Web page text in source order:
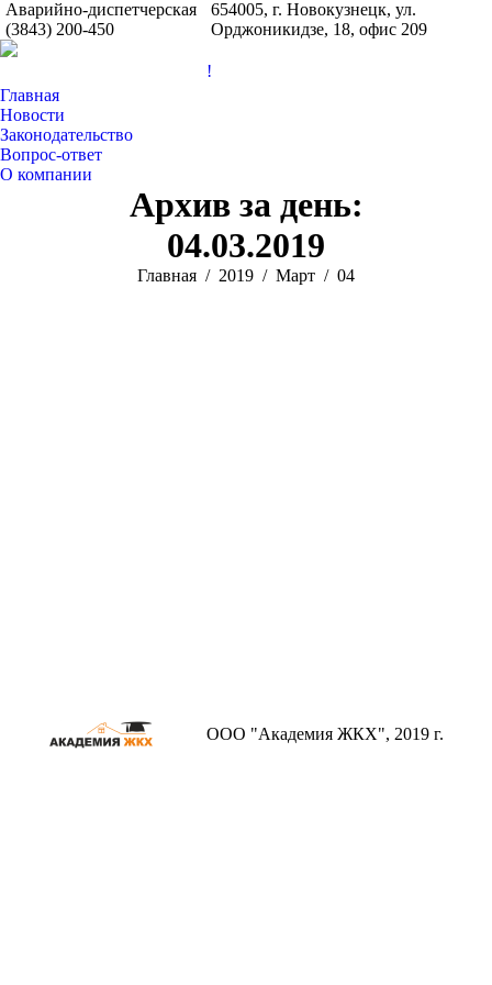
Аварийно-диспетчерская
(3843) 200-450
654005, г. Новокузнецк, ул.
Орджоникидзе, 18, офис 209
!
Главная
Новости
Законодательство
Вопрос-ответ
О компании
Архив за день:
04.03.2019
Вы здесь:
Главная 2019 Март 04
ООО "Академия ЖКХ", 2019 г.